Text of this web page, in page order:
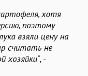
хотя
поэтому
взяли цену на
считать не
хозяйки", -